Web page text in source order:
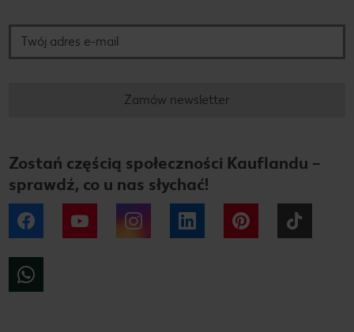
Zamów newsletter
Zostań częścią społeczności Kauflandu –
sprawdź, co u nas słychać!
Facebook YouTube Instagram LinkedIn Pinterest